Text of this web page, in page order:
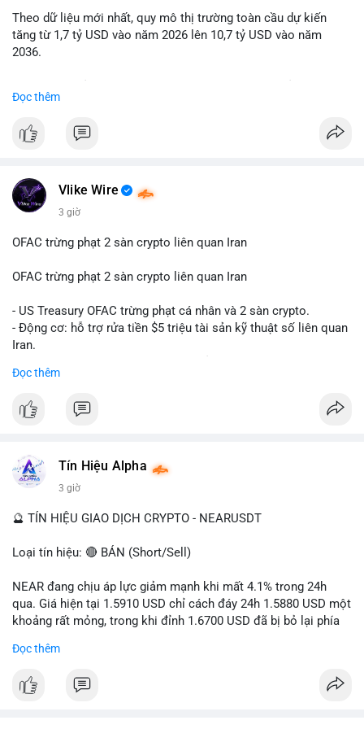
Lời khuyên: Nhà đầu tư nhỏ lẻ nên quan sát thêm 2-4 giờ sau
khi giao dịch được xác nhận, tránh hành động theo cảm xúc.
ưu tiên quản trị rủi ro trong giai đoạn biến động mạnh.
#btcmempool65k
Theo dữ liệu mới nhất, quy mô thị trường toàn cầu dự kiến
tăng từ 1,7 tỷ USD vào năm 2026 lên 10,7 tỷ USD vào năm
2036.
hàng năm (CAGR) ấn tượng lên tới 20,2%.
Điều gì đang thúc đẩy sự tăng trưởng vượt bậc này? Hãy cùng
Đọc thêm
Vlike Wire
3 giờ
OFAC trừng phạt 2 sàn crypto liên quan Iran
OFAC trừng phạt 2 sàn crypto liên quan Iran
- US Treasury OFAC trừng phạt cá nhân và 2 sàn crypto.
- Động cơ: hỗ trợ rửa tiền $5 triệu tài sản kỹ thuật số liên quan
Iran.
- Tác động: rủi ro cho thị trường crypto, tăng áp lực pháp lý.
#binancesquare
#vlikevn #titanbot
📰 Nguồn: Cointelegraph
Đọc thêm
Tín Hiệu Alpha
3 giờ
🔮 TÍN HIỆU GIAO DỊCH CRYPTO - NEARUSDT
Loại tín hiệu: 🔴 BÁN (Short/Sell)
NEAR đang chịu áp lực giảm mạnh khi mất 4.1% trong 24h
qua. Giá hiện tại 1.5910 USD chỉ cách đáy 24h 1.5880 USD một
khoảng rất mỏng, trong khi đỉnh 1.6700 USD đã bị bỏ lại phía
kiểm soát hoàn toàn. Khối lượng giao dịch 10.29 triệu NEAR
tiếp diễn.
Đọc thêm